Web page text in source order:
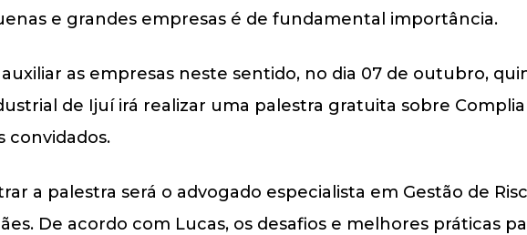
e grandes empresas é de fundamental importância.
as empresas neste sentido, no dia 07 de outubro,
de Ijuí irá realizar uma palestra gratuita sobre
convidados.
a palestra será o advogado especialista em Gestão de
De acordo com Lucas, os desafios e melhores práticas